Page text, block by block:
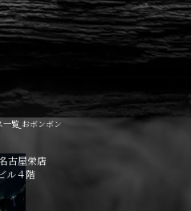
一覧 おボンボン
古屋栄店
ル４階